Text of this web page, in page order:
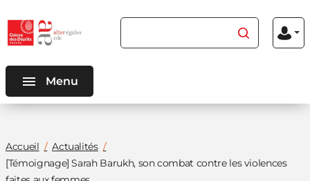
contenu
menu
Rechercher du contenu
Menu
Menu
Vous
êtes
Accueil
Actualités
[Témoignage] Sarah Barukh, son combat contre les violences